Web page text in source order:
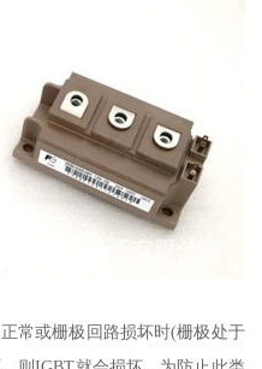
常或栅极回路损坏时(栅极处于